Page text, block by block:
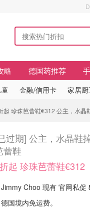
略 德国药推荐
金融/信用卡 家居厨
起 珍珠芭蕾鞋€312 公主，水晶
过期] 公主，水晶鞋
蕾鞋
起 珍珠芭蕾鞋€312
Jimmy Choo 现有 官网私促
德国境内免运费。